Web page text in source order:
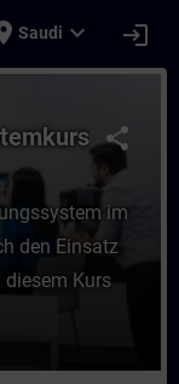
Saudi expand_more login
1,
share
im
den Einsatz
diesem Kurs